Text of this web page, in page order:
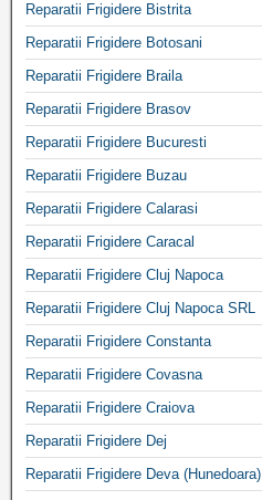
Reparatii Frigidere Bistrita
Reparatii Frigidere Botosani
Reparatii Frigidere Braila
Reparatii Frigidere Brasov
Reparatii Frigidere Bucuresti
Reparatii Frigidere Buzau
Reparatii Frigidere Calarasi
Reparatii Frigidere Caracal
Reparatii Frigidere Cluj Napoca
Reparatii Frigidere Cluj Napoca SRL
Reparatii Frigidere Constanta
Reparatii Frigidere Covasna
Reparatii Frigidere Craiova
Reparatii Frigidere Dej
Reparatii Frigidere Deva (Hunedoara)